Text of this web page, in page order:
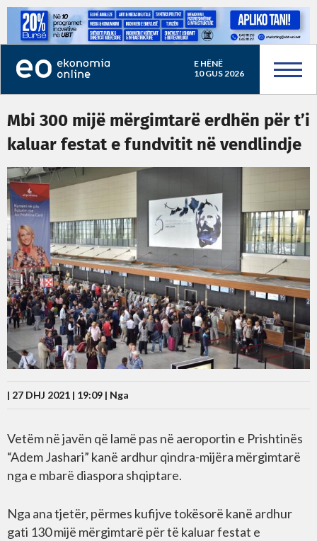
E HËNË
10 GUS 2026
Mbi 300 mijë mërgimtarë erdhën për t’i
kaluar festat e fundvitit në vendlindje
| 27 DHJ 2021 | 19:09 | Nga
Vetëm në javën që lamë pas në aeroportin e Prishtinës
“Adem Jashari” kanë ardhur qindra-mijëra mërgimtarë
nga e mbarë diaspora shqiptare.
Nga ana tjetër, përmes kufijve tokësorë kanë ardhur
gati 130 mijë mërgimtarë për të kaluar festat e